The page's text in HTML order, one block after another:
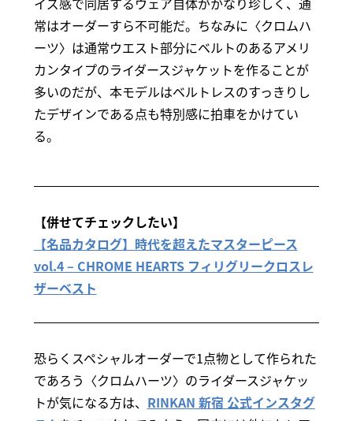
常はオーダーすら不可能だ。ちなみに〈クロムハ
ーツ〉は通常ウエスト部分にベルトのあるアメリ
カンタイプのライダースジャケットを作ることが
多いのだが、本モデルはベルトレスのすっきりし
たデザインである点も特別感に拍車をかけてい
る。
【併せてチェックしたい】
【名品カタログ】時代を超えたマスターピース
vol.4 – CHROME HEARTS フィリグリークロスレ
ザーベスト
恐らくスペシャルオーダーで1点物として作られた
であろう〈クロムハーツ〉のライダースジャケッ
トが気になる方は、 RINKAN 新宿 公式インスタグ